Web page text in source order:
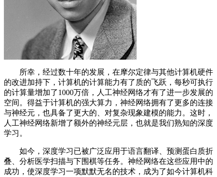
所幸，经过数十年的发展，在摩尔定律与其他计算机硬件
的改进加持下，计算机的计算能力有了质的飞跃，每秒可执行
的计算量增加了1000万倍，人工神经网络才有了进一步发展的
空间。得益于计算机的强大算力，神经网络拥有了更多的连接
与神经元，也具备了更大的、对复杂现象建模的能力。这时，
人工神经网络新增了额外的神经元层，也就是我们熟知的深度
学习。
如今，深度学习已被广泛应用于语言翻译、预测蛋白质折
叠、分析医学扫描与下围棋等任务。神经网络在这些应用中的
成功，使深度学习一项默默无名的技术，成为了如今计算机科